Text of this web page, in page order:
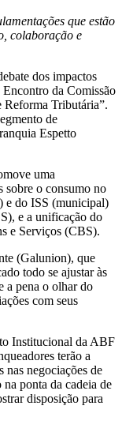
que estão
colaboração e
dos impactos
da Comissão
Tributária”.
de
Espetto
uma
sobre o consumo no
e do ISS (municipal)
e a unificação do
e Serviços (CBS).
(Galunion), que
todo se ajustar às
a pena o olhar do
com seus
Institucional da ABF
terão a
nas negociações de
ponta da cadeia de
disposição para